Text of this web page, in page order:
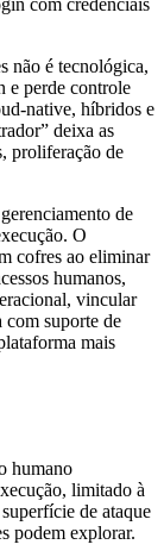
não é tecnológica,
e perde controle
native, híbridos e
deixa as
proliferação de
de
O
cofres ao eliminar
humanos,
vincular
com suporte de
mais
humano
limitado à
de ataque
podem explorar.